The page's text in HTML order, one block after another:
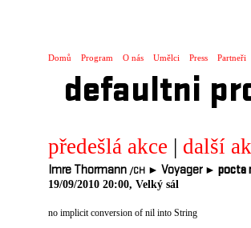
Domů Program O nás Umělci Press Partneři
defaultni
předešlá akce | další
Imre Thormann /CH ► Voyager ► pocta
19/09/2010 20:00, Velký sál
no implicit conversion of nil into String